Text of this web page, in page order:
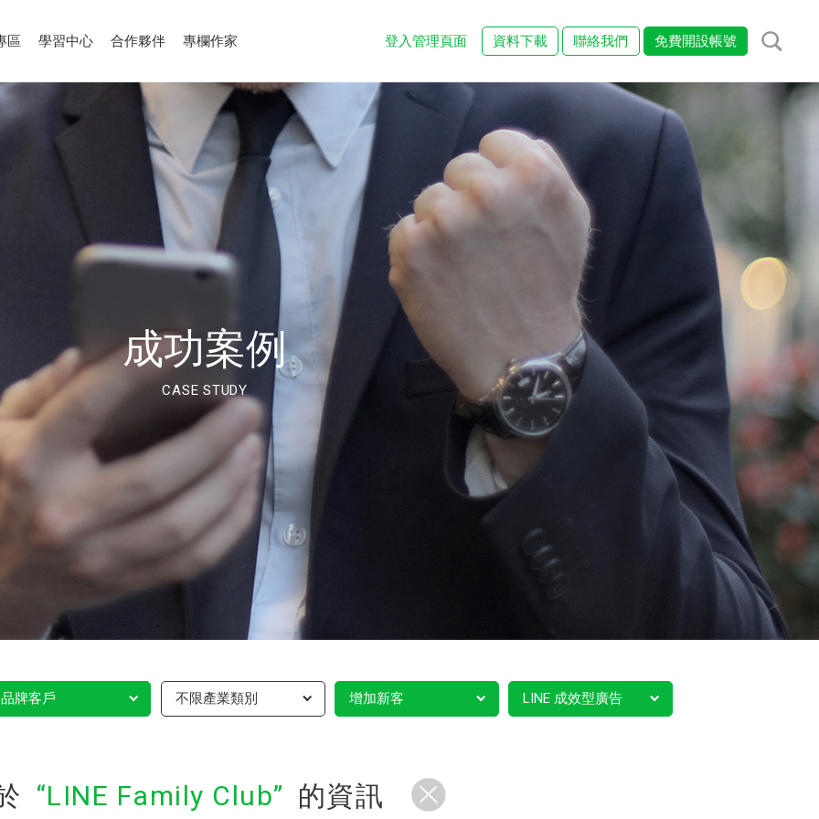
區 學習中心 合作夥伴 專欄作家 登入管理頁面 資料下載 聯絡我們 免費開設帳號
成功案例
CASE STUDY
品牌客戶 不限產業類別 增加新客 LINE 成效型廣告
LINE Family Club 的資訊